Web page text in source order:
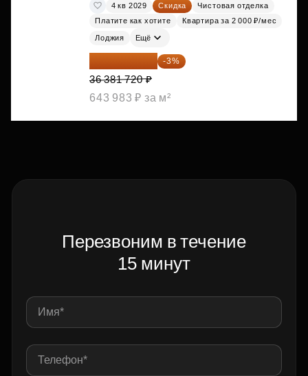
4 кв 2029 Скидка
Чистовая отделка
Платите как хотите
Квартира за 2 000 ₽/мес
Лоджия Ещё
35 290 268 ₽ -3%
36 381 720 ₽
643 983 ₽ за м²
Перезвоним в течение
15 минут